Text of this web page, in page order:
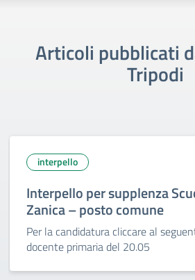
Articoli pubblicati
Tripodi
interpello
Interpello per supplenza
Zanica – posto comune
Per la candidatura cliccare al
docente primaria del 20.05